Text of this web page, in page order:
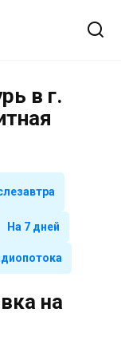
в г.
На 7 дней
на